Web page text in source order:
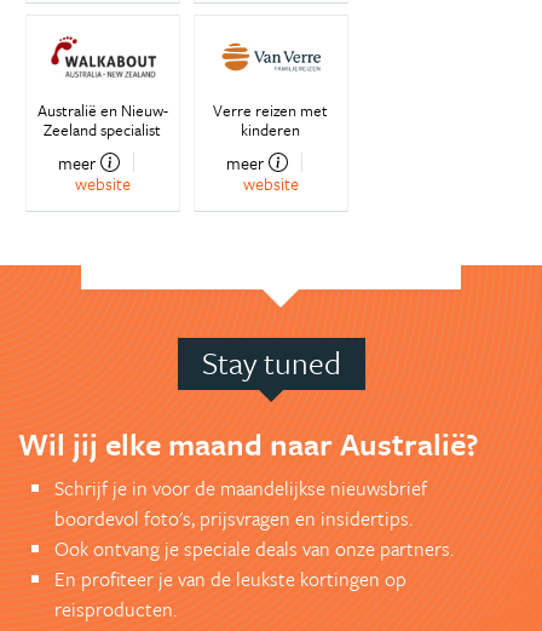
Australië en Nieuw-
Zeeland specialist
meer
website
Verre reizen met
kinderen
meer
website
Stay tuned
Wil jij elke maand naar Australië?
Schrijf je in voor de maandelijkse nieuwsbrief
boordevol foto's, prijsvragen en insidertips.
Ook ontvang je speciale deals van onze partners.
En profiteer je van de leukste kortingen op
reisproducten.